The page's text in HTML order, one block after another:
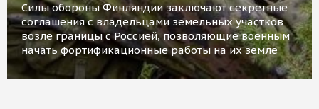
Силы обороны Финляндии заключают секретные
соглашения с владельцами земельных участков
возле границы с Россией, позволяющие военным
начать фортификационные работы на их земле